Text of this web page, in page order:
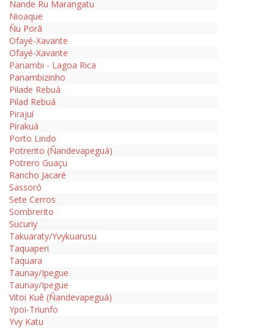
Ñande Ru Marangatu
Nioaque
Ñu Porã
Ofayé-Xavante
Ofayé-Xavante
Panambi - Lagoa Rica
Panambizinho
Pilade Rebuá
Pilad Rebuá
Pirajuí
Pirakuá
Porto Lindo
Potrerito (Ñandevapeguá)
Potrero Guaçu
Rancho Jacaré
Sassoró
Sete Cerros
Sombrerito
Sucuriy
Takuaraty/Yvykuarusu
Taquaperi
Taquara
Taunay/Ipegue
Taunay/Ipegue
Vitoi Kuê (Ñandevapeguá)
Ypoi-Triunfo
Yvy Katu